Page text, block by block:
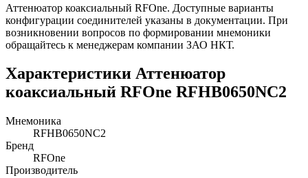
Аттенюатор коаксиальный RFOne. Доступные варианты
конфигурации соединителей указаны в документации. При
возникновении вопросов по формировании мнемоники
обращайтесь к менеджерам компании ЗАО НКТ.
Характеристики Аттенюатор
коаксиальный RFOne RFHB0650NC2
Мнемоника
RFHB0650NC2
Бренд
RFOne
Производитель